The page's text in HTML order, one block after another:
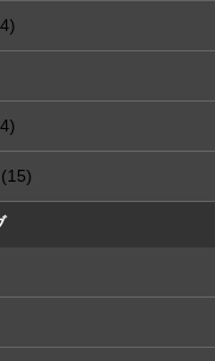
(15)